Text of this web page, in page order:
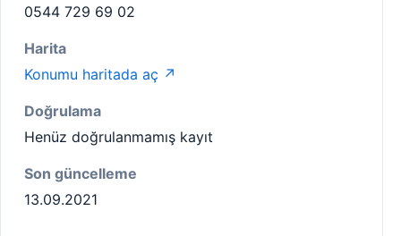
0544 729 69 02
Harita
Konumu haritada aç ↗
Doğrulama
Henüz doğrulanmamış kayıt
Son güncelleme
13.09.2021